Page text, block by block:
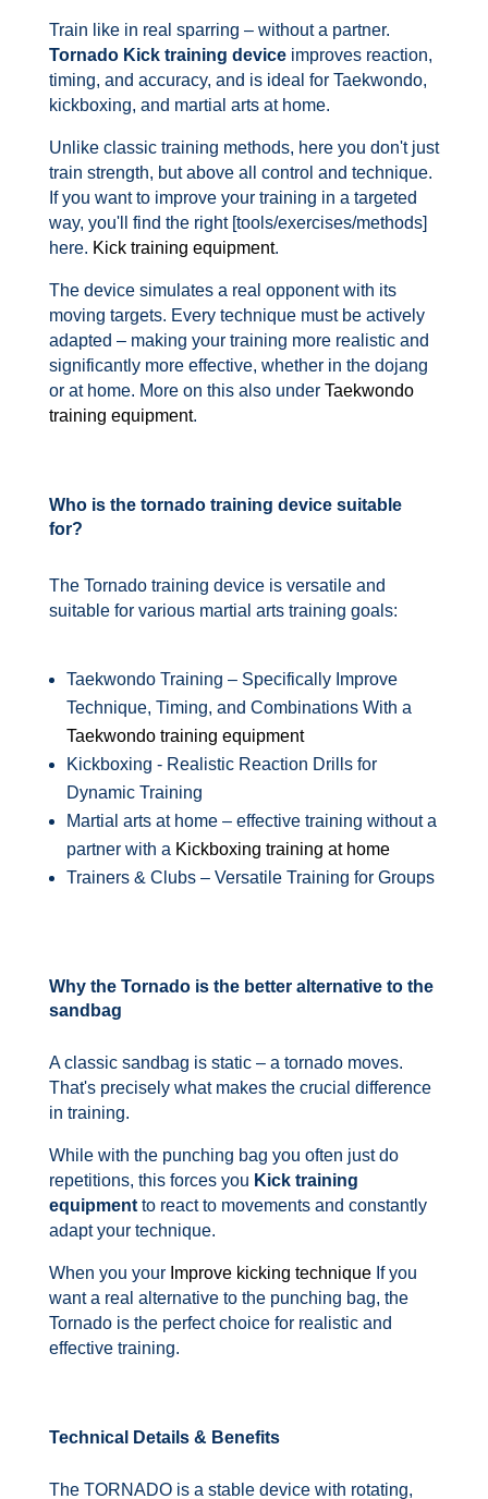
Train like in real sparring – without a partner.
Tornado Kick training deviceimproves reaction,
timing, and accuracy, and is ideal for Taekwondo,
kickboxing, and martial arts at home.
Unlike classic training methods, here you don't just
train strength, but above all control and technique.
If you want to improve your training in a targeted
way, you'll find the right [tools/exercises/methods]
here. Kick training equipment.
The device simulates a real opponent with its
moving targets. Every technique must be actively
adapted – making your training more realistic and
significantly more effective, whether in the dojang
or at home. More on this also under Taekwondo
training equipment.
Who is the tornado training device suitable
for?
The Tornado training device is versatile and
suitable for various martial arts training goals:
Taekwondo Training – Specifically Improve
Technique, Timing, and Combinations With a
Taekwondo training equipment
Kickboxing - Realistic Reaction Drills for
Dynamic Training
Martial arts at home – effective training without a
partner with a Kickboxing training at home
Trainers & Clubs – Versatile Training for Groups
Why the Tornado is the better alternative to the
sandbag
A classic sandbag is static – a tornado moves.
That's precisely what makes the crucial difference
in training.
While with the punching bag you often just do
repetitions, this forces you Kick training
equipmentto react to movements and constantly
adapt your technique.
When you your Improve kicking techniqueIf you
want a real alternative to the punching bag, the
Tornado is the perfect choice for realistic and
effective training.
Technical Details & Benefits
The TORNADO is a stable device with rotating,